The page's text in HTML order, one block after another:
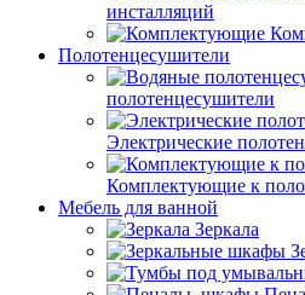
инсталляций
Полотенцесушители
полотенцесушители
Электрические
Комплектующие к
Мебель для ванной
Зеркала